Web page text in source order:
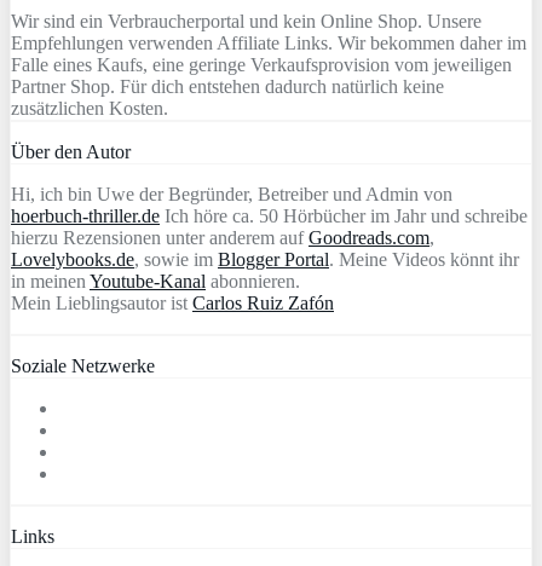
Wir sind ein Verbraucherportal und kein Online Shop. Unsere
Empfehlungen verwenden Affiliate Links. Wir bekommen daher im
Falle eines Kaufs, eine geringe Verkaufsprovision vom jeweiligen
Partner Shop. Für dich entstehen dadurch natürlich keine
zusätzlichen Kosten.
Über den Autor
Hi, ich bin Uwe der Begründer, Betreiber und Admin von
hoerbuch-thriller.de Ich höre ca. 50 Hörbücher im Jahr und schreibe
hierzu Rezensionen unter anderem aufGoodreads.com,
Lovelybooks.de, sowie im Blogger Portal. Meine Videos könnt ihr
in meinen Youtube-Kanal abonnieren.
Mein Lieblingsautor ist Carlos Ruiz Zafón
Soziale Netzwerke
Links